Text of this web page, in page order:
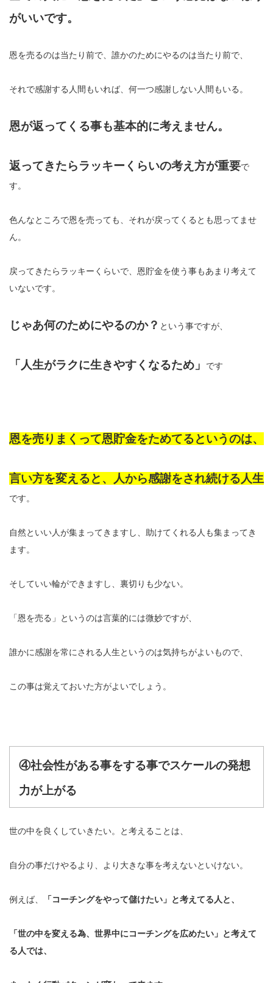
がいいです。
恩を売るのは当たり前で、誰かのためにやるのは当たり前で、
それで感謝する人間もいれば、何一つ感謝しない人間もいる。
恩が返ってくる事も基本的に考えません。
返ってきたらラッキーくらいの考え方が重要で
す。
色んなところで恩を売っても、それが戻ってくるとも思ってませ
ん。
戻ってきたらラッキーくらいで、恩貯金を使う事もあまり考えて
いないです。
じゃあ何のためにやるのか？ という事ですが、
「人生がラクに生きやすくなるため」 です
恩を売りまくって恩貯金をためてるというのは、
言い方を変えると、人から感謝をされ続ける人生
です。
自然といい人が集まってきますし、助けてくれる人も集まってき
ます。
そしていい輪ができますし、裏切りも少ない。
「恩を売る」というのは言葉的には微妙ですが、
誰かに感謝を常にされる人生というのは気持ちがよいもので、
この事は覚えておいた方がよいでしょう。
④社会性がある事をする事でスケールの発想
力が上がる
世の中を良くしていきたい。と考えることは、
自分の事だけやるより、より大きな事を考えないといけない。
例えば、 「コーチングをやって儲けたい」と考えてる人と、
「世の中を変える為、世界中にコーチングを広めたい」と考えて
る人では、